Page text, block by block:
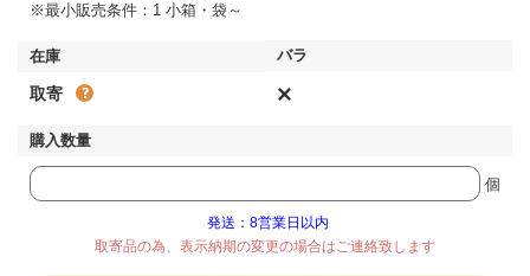
※最小販売条件：1 小箱・袋～
取寄 ×
個
発送：8営業日以内
取寄品の為、表示納期の変更の場合はご連絡致します